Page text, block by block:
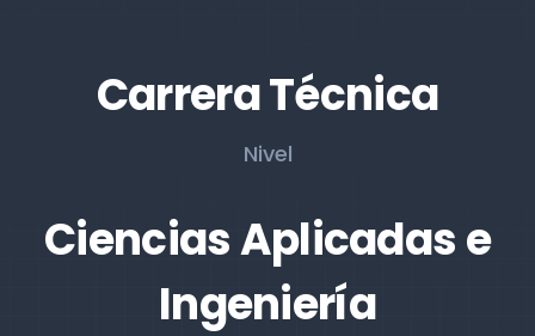
Carrera Técnica
Nivel
Ciencias Aplicadas e
Ingeniería